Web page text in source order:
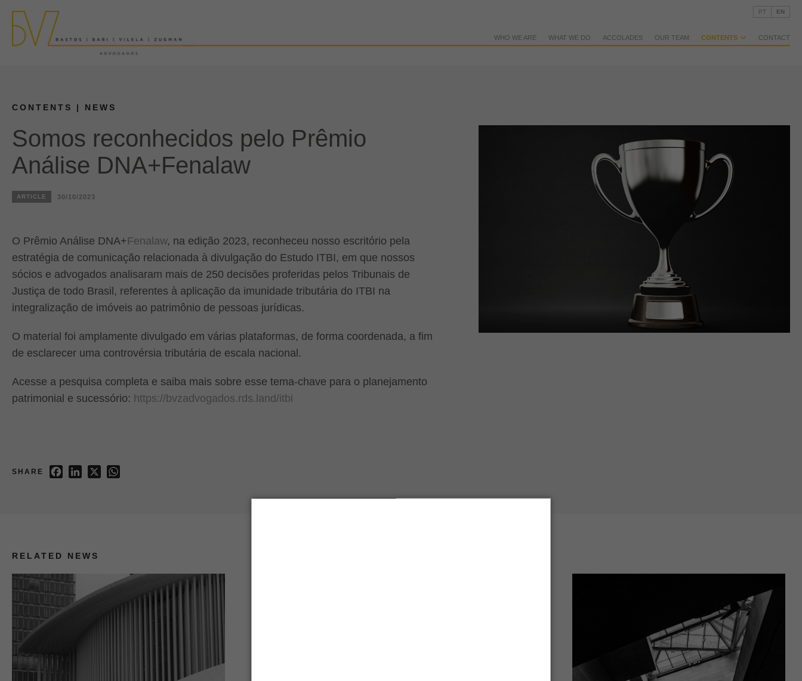
WHO WE ARE WHAT WE DO ACCOLADES OUR TEAM CONTENTS CONTACT
PT EN
CONTENTS | NEWS
Somos reconhecidos pelo Prêmio
Análise DNA+Fenalaw
ARTICLE 30/10/2023
O Prêmio Análise DNA+Fenalaw, na edição 2023, reconheceu nosso escritório pela
estratégia de comunicação relacionada à divulgação do Estudo ITBI, em que nossos
sócios e advogados analisaram mais de 250 decisões proferidas pelos Tribunais de
Justiça de todo Brasil, referentes à aplicação da imunidade tributária do ITBI na
integralização de imóveis ao patrimônio de pessoas jurídicas.
O material foi amplamente divulgado em várias plataformas, de forma coordenada, a fim
de esclarecer uma controvérsia tributária de escala nacional.
Acesse a pesquisa completa e saiba mais sobre esse tema-chave para o planejamento
patrimonial e sucessório: https://bvzadvogados.rds.land/itbi
SHARE FacebookLinkedIn
RELATED NEWS